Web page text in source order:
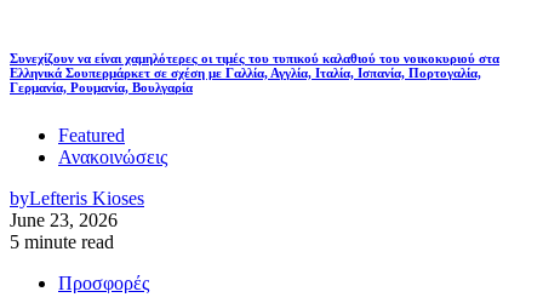
Συνεχίζουν να είναι χαμηλότερες οι τιμές του τυπικού καλαθιού του νοικοκυριού στα
Ελληνικά Σουπερμάρκετ σε σχέση με Γαλλία, Αγγλία, Ιταλία, Ισπανία, Πορτογαλία,
Γερμανία, Ρουμανία, Βουλγαρία
Featured
Ανακοινώσεις
byLefteris Kioses
June 23, 2026
5 minute read
Προσφορές